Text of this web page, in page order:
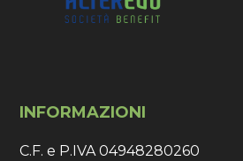
INFORMAZIONI
C.F. e P.IVA 04948280260